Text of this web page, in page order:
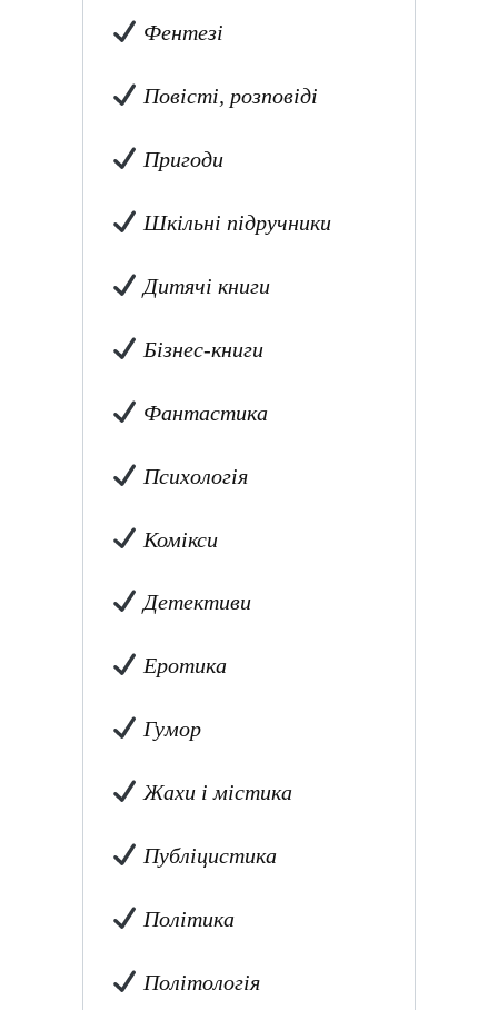
Фентезі
Повісті, розповіді
Пригоди
Шкільні підручники
Дитячі книги
Бізнес-книги
Фантастика
Психологія
Комікси
Детективи
Еротика
Гумор
Жахи і містика
Публіцистика
Політика
Політологія